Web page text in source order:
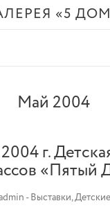
«5
Май 2004
г.
«Пятый
-Выставки,Детские